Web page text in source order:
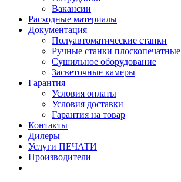
Вакансии
Расходные материалы
Документация
Полуавтоматические станки
Ручные станки плоскопечатные
Сушильное оборудование
Засветочные камеры
Гарантия
Условия оплаты
Условия доставки
Гарантия на товар
Контакты
Дилеры
Услуги ПЕЧАТИ
Производители